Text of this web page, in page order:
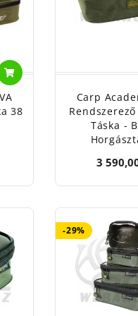
szállítására készült
38
Carp
Táska -
3
-29%